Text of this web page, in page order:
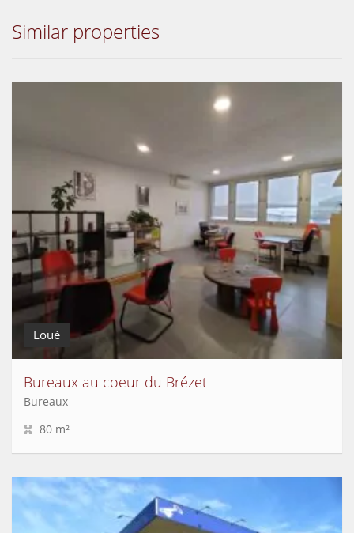
Similar properties
Loué
Bureaux au coeur du Brézet
Bureaux
80 m²